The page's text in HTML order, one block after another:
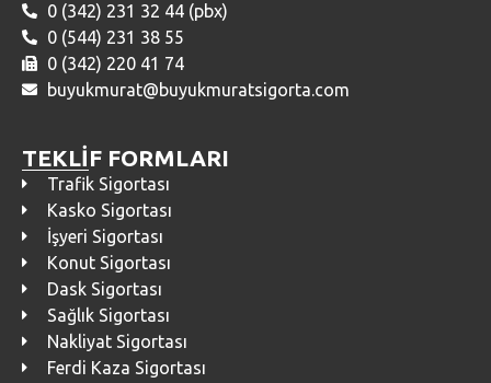
0 (342) 231 32 44 (pbx)
0 (544) 231 38 55
0 (342) 220 41 74
buyukmurat@buyukmuratsigorta.com
TEKLİF FORMLARI
Trafik Sigortası
Kasko Sigortası
İşyeri Sigortası
Konut Sigortası
Dask Sigortası
Sağlık Sigortası
Nakliyat Sigortası
Ferdi Kaza Sigortası